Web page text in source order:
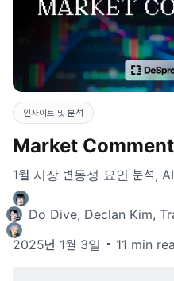
인사이트 및 분석
Market
1월 시장 변동성 요인 분석,
Do Dive, Declan Kim,
2025년 1월 3일
11 min